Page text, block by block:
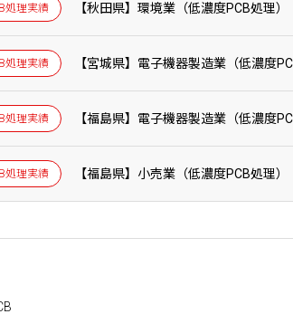
処理実績 【秋田県】環境業（低濃度PCB処理）
処理実績 【宮城県】電子機器製造業（低濃度
処理実績 【福島県】電子機器製造業（低濃度
処理実績 【福島県】小売業（低濃度PCB処理）